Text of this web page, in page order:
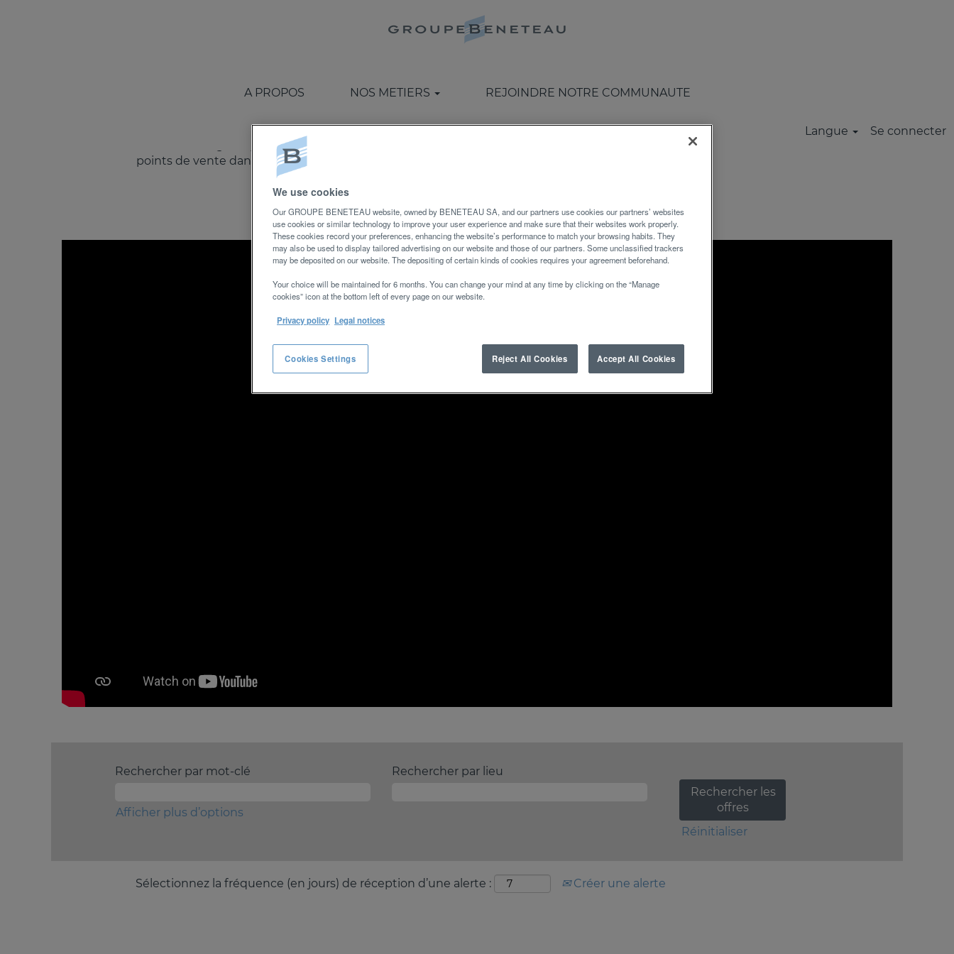
A PROPOS NOS METIERS REJOINDRE NOTRE COMMUNAUTE
Langue Se connecter
Marketing, Commerce & Service Après Vente
assurer la satisfaction des clients...
Le Groupe Beneteau compte 17 marques qui rayonnent dans le monde entier. Établies en France, en Italie, aux Etats-
Unis ou à Hong Kong, nos équipes travaillent en étroite coopération avec les réseaux de distribution et leurs 1000
points de vente dans le monde.
Rechercher par mot-clé Rechercher par lieu
Afficher plus d’options
Réinitialiser
Sélectionnez la fréquence (en jours) de réception d’une alerte : Créer une alerte
We use cookies
Our GROUPE BENETEAU website, owned by BENETEAU SA, and our partners use cookies our partners’ websites
use cookies or similar technology to improve your user experience and make sure that their websites work properly.
These cookies record your preferences, enhancing the website’s performance to match your browsing habits. They
may also be used to display tailored advertising on our website and those of our partners. Some unclassified trackers
may be deposited on our website. The depositing of certain kinds of cookies requires your agreement beforehand.
Your choice will be maintained for 6 months. You can change your mind at any time by clicking on the “Manage
cookies” icon at the bottom left of every page on our website.
Privacy policy Legal notices
Cookies Settings Reject All Cookies Accept All Cookies